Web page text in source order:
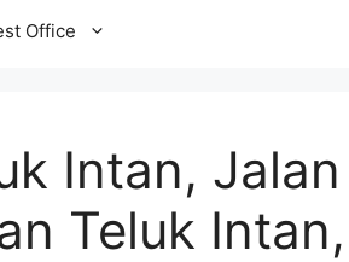
Office
Intan, Jalan
Teluk